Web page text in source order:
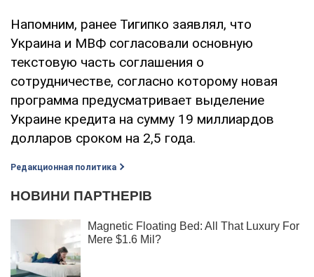
Напомним, ранее Тигипко заявлял, что
Украина и МВФ согласовали основную
текстовую часть соглашения о
сотрудничестве, согласно которому новая
программа предусматривает выделение
Украине кредита на сумму 19 миллиардов
долларов сроком на 2,5 года.
Редакционная политика